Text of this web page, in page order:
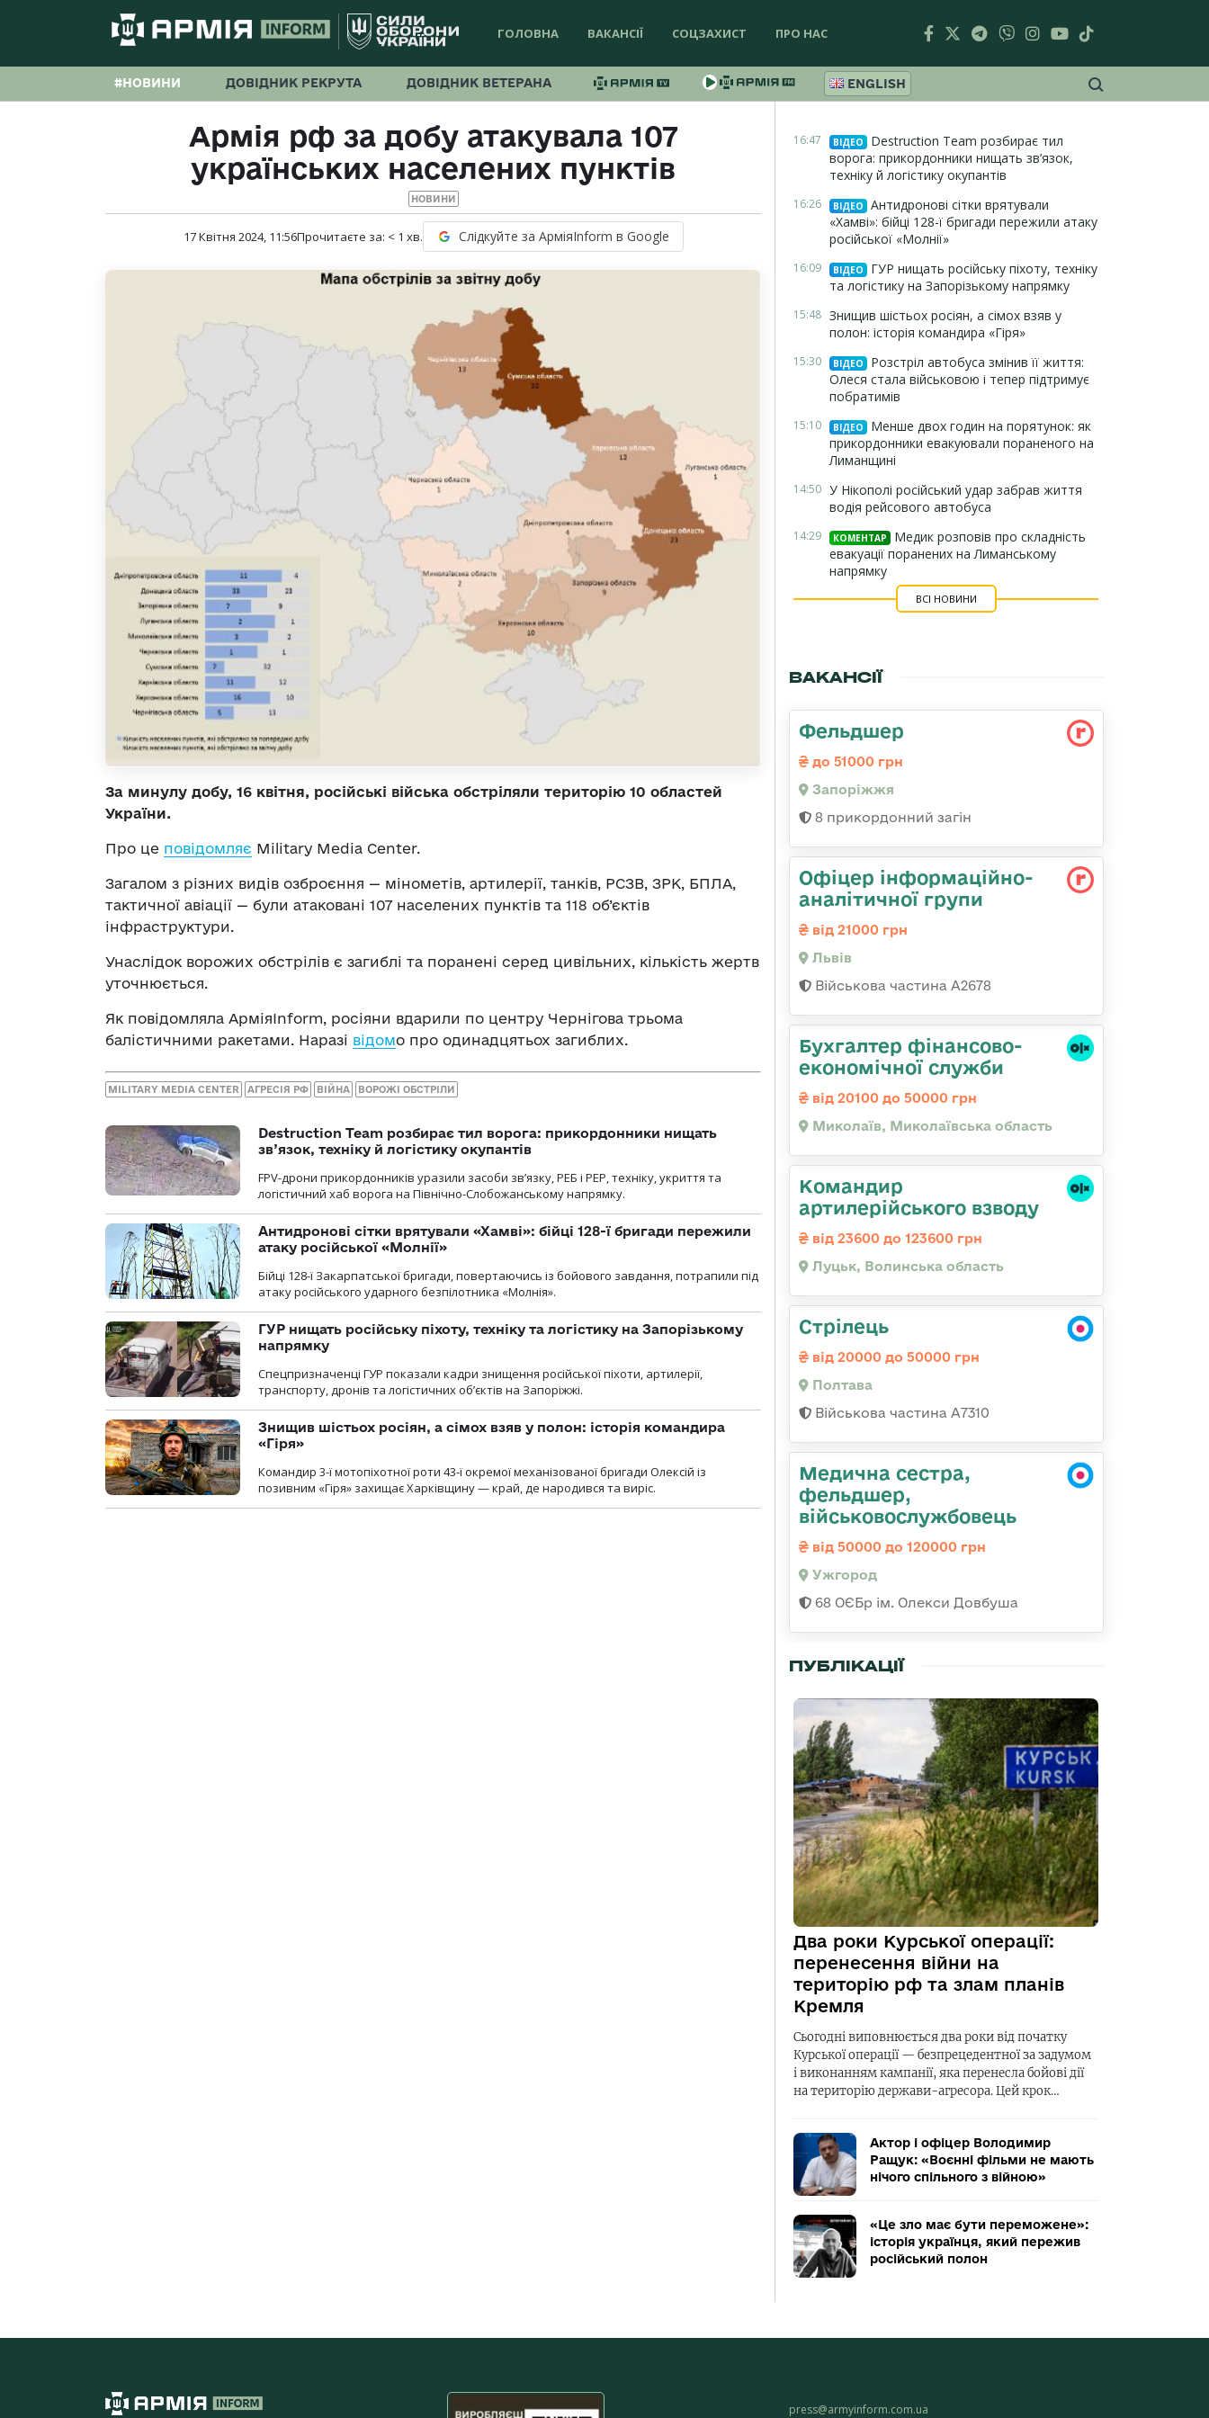
ГОЛОВНА ВАКАНСІЇ СОЦЗАХИСТ ПРО НАС
#НОВИНИ ДОВІДНИК РЕКРУТА ДОВІДНИК ВЕТЕРАНА ENGLISH
Армія рф за добу атакувала 107
українських населених пунктів
НОВИНИ
17 Квітня 2024, 11:56Прочитаєте за: < 1 хв. Слідкуйте за АрміяInform в Google
За минулу добу, 16 квітня, російські війська обстріляли територію 10 областей
України.
Про це повідомляє Military Media Center.
Загалом з різних видів озброєння — мінометів, артилерії, танків, РСЗВ, ЗРК, БПЛА,
тактичної авіації — були атаковані 107 населених пунктів та 118 об’єктів
інфраструктури.
Унаслідок ворожих обстрілів є загиблі та поранені серед цивільних, кількість жертв
уточнюється.
Як повідомляла АрміяInform, росіяни вдарили по центру Чернігова трьома
балістичними ракетами. Наразі відомо про одинадцятьох загиблих.
MILITARY MEDIA CENTER АГРЕСІЯ РФ ВІЙНА ВОРОЖІ ОБСТРІЛИ
Destruction Team розбирає тил ворога: прикордонники нищать
зв’язок, техніку й логістику окупантів
FPV-дрони прикордонників уразили засоби зв’язку, РЕБ і РЕР, техніку, укриття та
логістичний хаб ворога на Північно-Слобожанському напрямку.
Антидронові сітки врятували «Хамві»: бійці 128-ї бригади пережили
атаку російської «Молнії»
Бійці 128-ї Закарпатської бригади, повертаючись із бойового завдання, потрапили під
атаку російського ударного безпілотника «Молнія».
ГУР нищать російську піхоту, техніку та логістику на Запорізькому
напрямку
Спецпризначенці ГУР показали кадри знищення російської піхоти, артилерії,
транспорту, дронів та логістичних об’єктів на Запоріжжі.
Знищив шістьох росіян, а сімох взяв у полон: історія командира
«Гіря»
Командир 3-ї мотопіхотної роти 43-ї окремої механізованої бригади Олексій із
позивним «Гіря» захищає Харківщину — край, де народився та виріс.
16:47 ВІДЕО
Destruction Team розбирає тил
ворога: прикордонники нищать зв’язок,
техніку й логістику окупантів
16:26 ВІДЕО
Антидронові сітки врятували
«Хамві»: бійці 128-ї бригади пережили атаку
російської «Молнії»
16:09 ВІДЕО
ГУР нищать російську піхоту, техніку
та логістику на Запорізькому напрямку
15:48 Знищив шістьох росіян, а сімох взяв у
полон: історія командира «Гіря»
15:30 ВІДЕО
Розстріл автобуса змінив її життя:
Олеся стала військовою і тепер підтримує
побратимів
15:10 ВІДЕО
Менше двох годин на порятунок: як
прикордонники евакуювали пораненого на
Лиманщині
14:50 У Нікополі російський удар забрав життя
водія рейсового автобуса
14:29 КОМЕНТАР
Медик розповів про складність
евакуації поранених на Лиманському
напрямку
ВСІ НОВИНИ
ВАКАНСІЇ
Фельдшер
до 51000 грн
Запоріжжя
8 прикордонний загін
Офіцер інформаційно-
аналітичної групи
від 21000 грн
Львів
Військова частина А2678
Бухгалтер фінансово-
економічної служби
від 20100 до 50000 грн
Миколаїв, Миколаївська область
Командир
артилерійського взводу
від 23600 до 123600 грн
Луцьк, Волинська область
Стрілець
від 20000 до 50000 грн
Полтава
Військова частина A7310
Медична сестра,
фельдшер,
військовослужбовець
від 50000 до 120000 грн
Ужгород
68 ОЄБр ім. Олекси Довбуша
ПУБЛІКАЦІЇ
Два роки Курської операції:
перенесення війни на
територію рф та злам планів
Кремля
Сьогодні виповнюється два роки від початку
Курської операції — безпрецедентної за задумом
і виконанням кампанії, яка перенесла бойові дії
на територію держави-агресора. Цей крок…
Актор і офіцер Володимир
Ращук: «Воєнні фільми не мають
нічого спільного з війною»
«Це зло має бути переможене»:
історія українця, який пережив
російський полон
press@armyinform.com.ua